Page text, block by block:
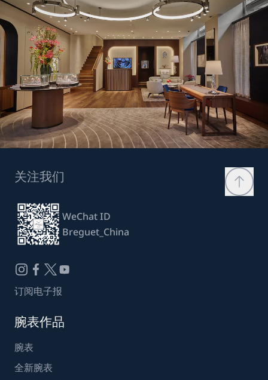
关注我们
WeChat ID
Breguet_China
订阅电子报
腕表作品
腕表
全新腕表